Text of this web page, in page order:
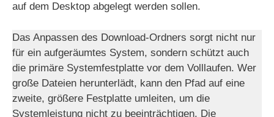
auf dem Desktop abgelegt werden sollen.
Das Anpassen des Download-Ordners sorgt nicht nur
für ein aufgeräumtes System, sondern schützt auch
die primäre Systemfestplatte vor dem Volllaufen. Wer
große Dateien herunterlädt, kann den Pfad auf eine
zweite, größere Festplatte umleiten, um die
Systemleistung nicht zu beeinträchtigen. Die